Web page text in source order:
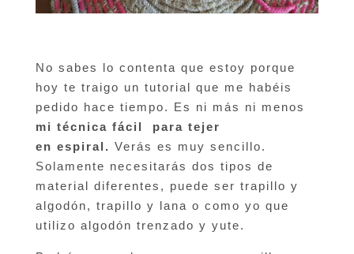
No sabes lo contenta que estoy porque
hoy te traigo un tutorial que me habéis
pedido hace tiempo. Es ni más ni menos
mi técnica fácil
para tejer
en espiral. Verás es muy sencillo.
Solamente necesitarás dos tipos de
material diferentes, puede ser trapillo y
algodón, trapillo y lana o como yo que
utilizo algodón trenzado y yute.